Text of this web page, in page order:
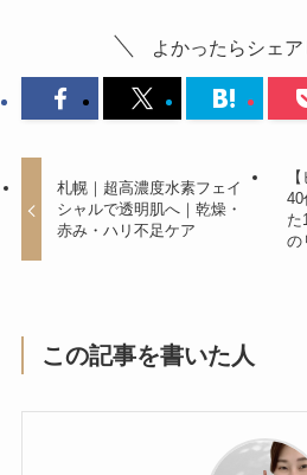
よかったらシェア
札幌｜超高濃度水素フェイ
シャルで透明肌へ｜乾燥・
赤み・ハリ不足ケア
40
た
の
この記事を書いた人